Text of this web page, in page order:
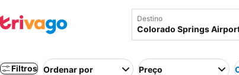
Destino
Filtros Ordenar por Preço